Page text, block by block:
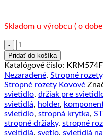
Skladom u výrobcu ( o
množstvo
Stropná
rozeta
pre
4
svietidlá,
12cm,
kov,
čierna
perlová
Pridať do košíka
Katalógové číslo:
Nezaradené, Stropné rozety
Stropné rozety Kovové
svietidlo, držiak pre
svietidlá, holder,
svietidlo, stropná krytka,
stropné držiaky, stropné
sveitidlá, svetlo, svietidlá